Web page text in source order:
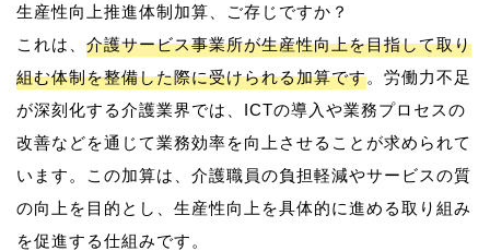
生産性向上推進体制加算、ご存じですか？
これは、 介護サービス事業所が生産性向上を目指して取り
組む体制を整備した際に受けられる加算です。労働力不足
が深刻化する介護業界では、ICTの導入や業務プロセスの
改善などを通じて業務効率を向上させることが求められて
います。この加算は、介護職員の負担軽減やサービスの質
の向上を目的とし、生産性向上を具体的に進める取り組み
を促進する仕組みです。